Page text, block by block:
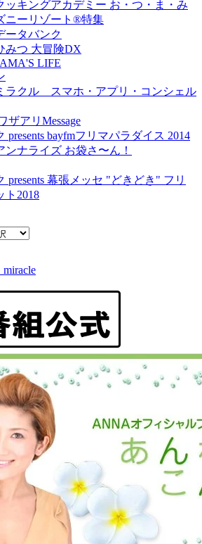
ッキングアカデミー お・つ・ま・み
ニーリゾート®特集
ータバンク
みつ 大冒険DX
LIFE
ラクル スマホ・アプリ・コンシェル
ザアリMessage
presents bayfmフリマパラダイス 2014
ンナライズ お袋さ〜ん！
presents 幕張メッセ "どきどき" フリ
ト2018